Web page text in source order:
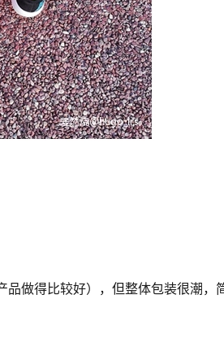
品做得比较好），但整体包装很潮，